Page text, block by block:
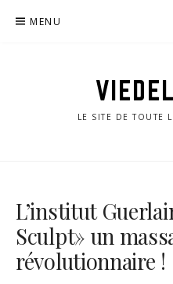
MENU
LE SITE DE TOUTE
L’institut
Sculpt» un
révolutionnaire !